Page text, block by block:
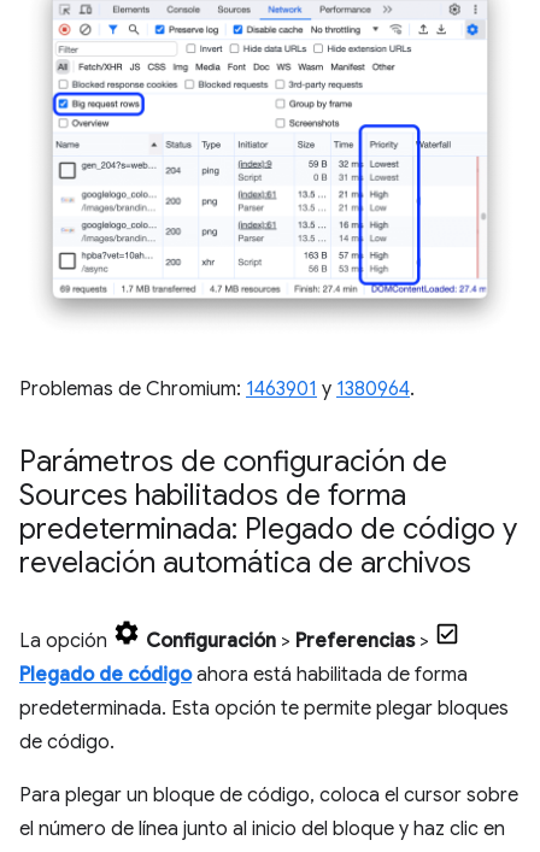
Problemas de Chromium: 1463901 y 1380964.
Parámetros de configuración de
Sources habilitados de forma
predeterminada: Plegado de código y
revelación automática de archivos
La opción Configuración > Preferencias>
Plegado de códigoahora está habilitada de forma
predeterminada. Esta opción te permite plegar bloques
de código.
Para plegar un bloque de código, coloca el cursor sobre
el número de línea junto al inicio del bloque y haz clic en